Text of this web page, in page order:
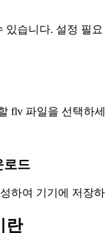
있습니다. 설정 필요
flv 파일을 선택하
로드
하여 기기에 저장
란